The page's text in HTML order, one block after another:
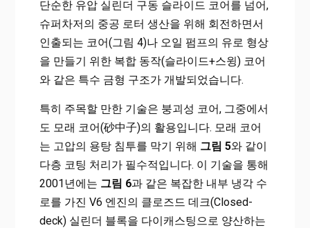
단순한 유압 실린더 구동 슬라이드 코어를 넘어,
슈퍼차저의 중공 로터 생산을 위해 회전하면서
인출되는 코어(그림 4)나 오일 펌프의 유로 형상
을 만들기 위한 복합 동작(슬라이드+스윙) 코어
와 같은 특수 금형 구조가 개발되었습니다.
특히 주목할 만한 기술은 붕괴성 코어, 그중에서
도 모래 코어(砂中子)의 활용입니다. 모래 코어
는 고압의 용탕 침투를 막기 위해 그림 5와 같이
다층 코팅 처리가 필수적입니다. 이 기술을 통해
2001년에는 그림 6과 같은 복잡한 내부 냉각 수
로를 가진 V6 엔진의 클로즈드 데크(Closed-
deck) 실린더 블록을 다이캐스팅으로 양산하는